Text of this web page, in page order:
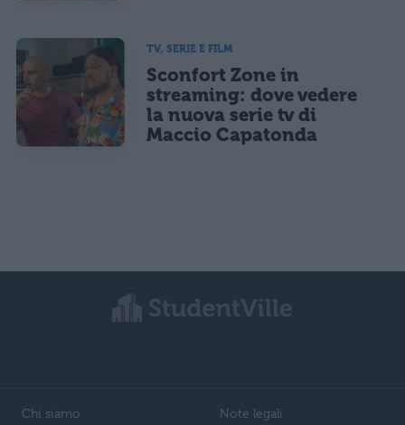
TV, SERIE E FILM
Sconfort Zone in
streaming: dove vedere
la nuova serie tv di
Maccio Capatonda
Chi siamo Note legali